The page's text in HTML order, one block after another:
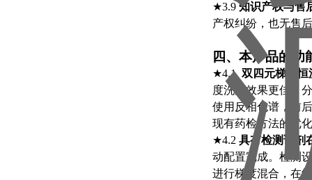
★3.9知识产权与售
产权纠纷，也无售
四、本产品的功
★4.1 双四元梯度恒
度洗脱效果更佳、
使用反相色谱，前
现有药检方法的优
★4.2 具有检测试剂
动配置完成。检测
进行梯度混合，在